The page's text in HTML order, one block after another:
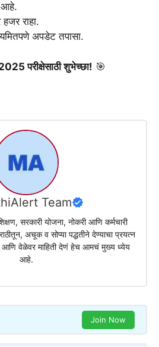
राहा.
अपडेट तपासा.
परीक्षेसाठी शुभेच्छा! 🎯
Team
सरकारी योजना, नोकरी आणि कर्मचारी
अचूक व सोप्या पद्धतीने देण्याचा प्रयत्न
वेळेवर माहिती देणं हेच आमचं मुख्य ध्येय
आहे.
Join Now